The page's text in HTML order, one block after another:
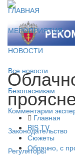
ГЛАВНАЯ
МЕРОПРИЯТИЯ
НОВОСТИ
Все новости
Безопасникам
Комментарии
Законодательство
Регуляторы
Главная
BIS TV
Сюжеты
Облачно, с